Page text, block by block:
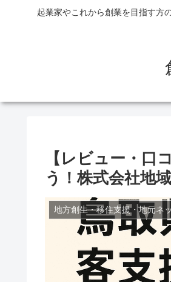
起業家やこれから創業を目指す方
【レビュー・口
う！株式会社地
地方創生・移住支援・地元ネ